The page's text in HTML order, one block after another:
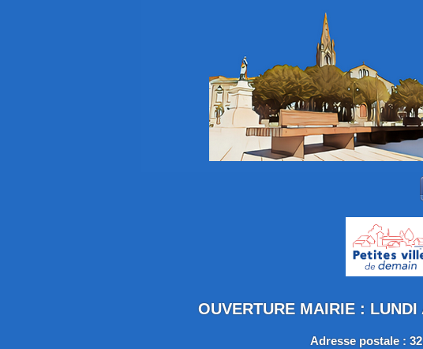
OUVERTURE MAIRIE :
Adresse postale :